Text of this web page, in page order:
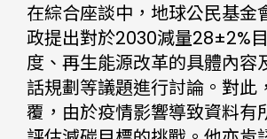
在綜合座談中，地球公民基金
政提出對於2030減量28±2%
度、再生能源改革的具體內容
話規劃等議題進行討論。對此
覆，由於疫情影響導致資料有